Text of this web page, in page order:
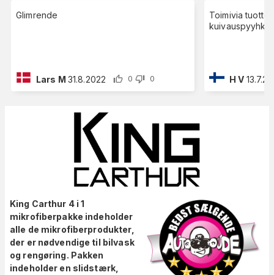
Glimrende
Lars M 31.8.2022 0 0
Toimivia
H V
King Carthur 4 i 1
mikrofiberpakke indeholder
alle de mikrofiberprodukter,
der er nødvendige til bilvask
og rengøring. Pakken
indeholder en slidstærk,